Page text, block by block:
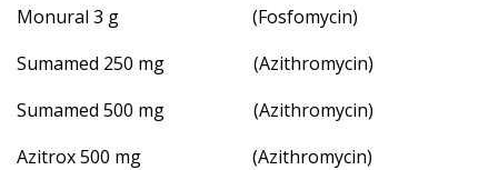
Monural 3 g (Fosfomycin)
Sumamed 250 mg (Azithromycin)
Sumamed 500 mg (Azithromycin)
Azitrox 500 mg (Azithromycin)